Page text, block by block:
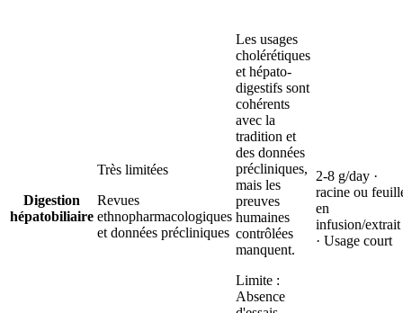
Digestion
hépatobiliaire
Très limitées
Revues
ethnopharmacologiques
et données précliniques
Les usages
cholérétiques
et hépato-
digestifs sont
cohérents
avec la
tradition et
des données
précliniques,
mais les
preuves
humaines
contrôlées
manquent.
Limite :
Absence
2-8 g/day ·
racine ou
en
infusion/extrait
· Usage court